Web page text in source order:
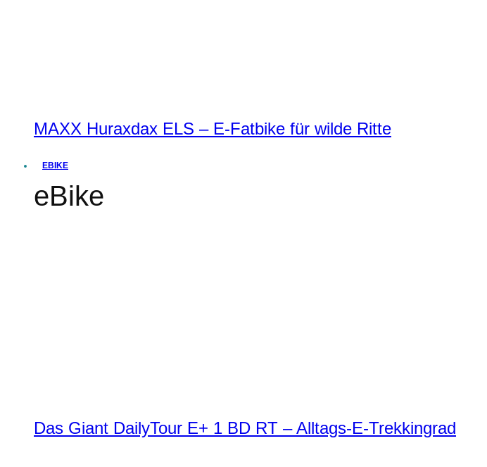
MAXX Huraxdax ELS – E-Fatbike für wilde Ritte
EBIKE
eBike
Das Giant DailyTour E+ 1 BD RT – Alltags-E-Trekkingrad